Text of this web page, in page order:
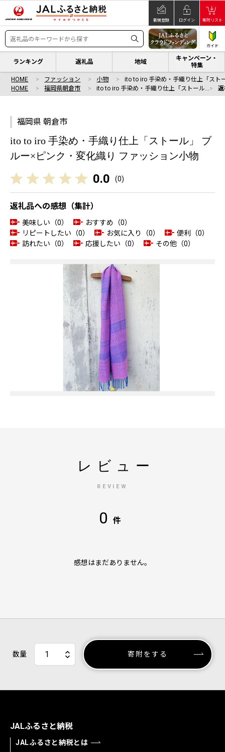
新規登録 ログイン 寄附リスト
ガイド
ランキング 返礼品 地域
キャンペーン・
特集
HOME ファッション 小物
ito to iro 手染め・手織り仕上「スト
HOME
福岡県朝倉市 ito to iro 手染め・手織り仕上「ストール…
福岡県 朝倉市
ito to iro 手染め・手織り仕上「ストール」 ブ
ルー×ピンク・変化織り ファッション小物
0.0 (0)
返礼品への感想（集計）
美味しい（0）
おすすめ（0）
リピートしたい（0）
お気に入り（0）
便利（0）
訪れたい（0）
応援したい（0） その他（0）
レビュー
REVIEW
0 件
感想はまだありません。
数量 寄附をする
JALふるさと納税
JALふるさと納税とは